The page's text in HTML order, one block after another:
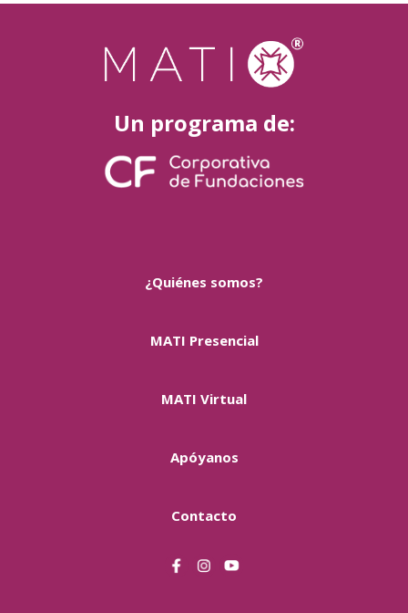
Un programa de:
¿Quiénes somos?
MATI Presencial
MATI Virtual
Apóyanos
Contacto